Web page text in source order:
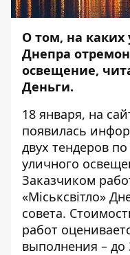
О том, на каких
Днепра
освещение,
Деньги.
18 января, на
появилась
двух тендеров
уличного
Заказчиком
«Міськсвітло»
совета.
работ
выполнения – до